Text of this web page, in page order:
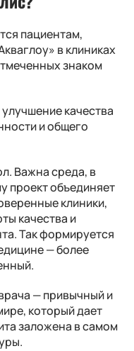
пациентам,
в клиниках
знаком
качества
и общего
Важна среда, в
проект объединяет
клиники,
качества и
Так формируется
— более
— привычный и
, который дает
заложена в самом